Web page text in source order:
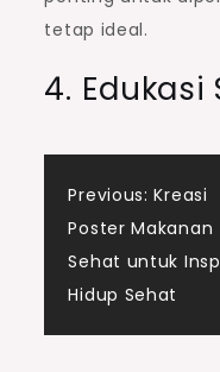
tetap ideal.
4. Edukasi
Post
Previous: Kreasi
Poster Makanan
Sehat untuk
Hidup Sehat